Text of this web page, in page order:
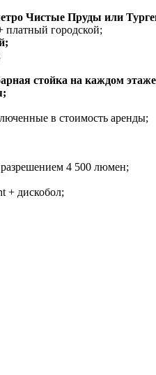
Чистые Пруды или
платный городской;
стойка на каждом этаже
в стоимость аренды;
разрешением 4 500 люмен;
+ дискобол;